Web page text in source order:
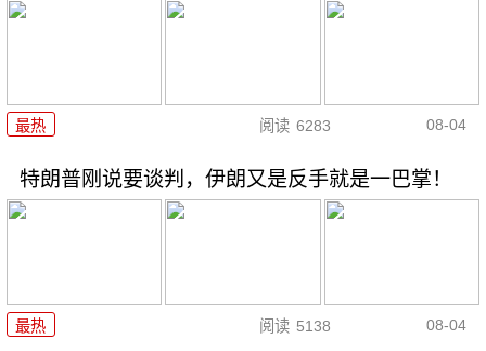
最热 阅读 6283 08-04
特朗普刚说要谈判，伊朗又是反手就是一巴掌！
最热 阅读 5138 08-04